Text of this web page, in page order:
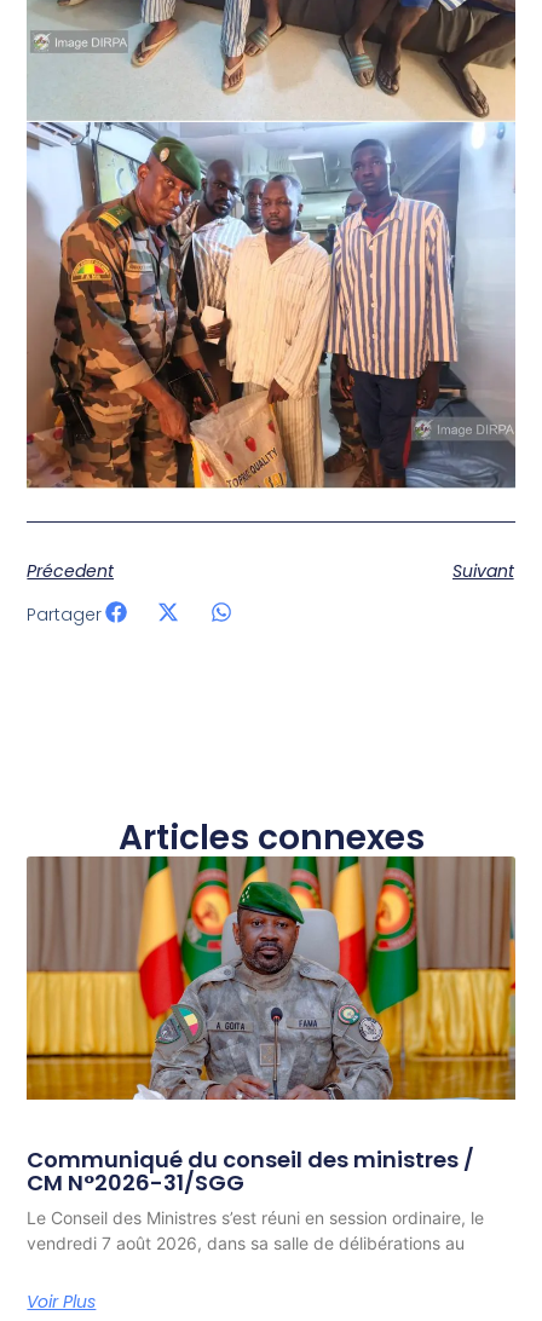
Précedent
Suivant
Partager
Articles connexes
Communiqué du conseil des ministres /
CM N°2026-31/SGG
Le Conseil des Ministres s’est réuni en session ordinaire, le
vendredi 7 août 2026, dans sa salle de délibérations au
Voir Plus